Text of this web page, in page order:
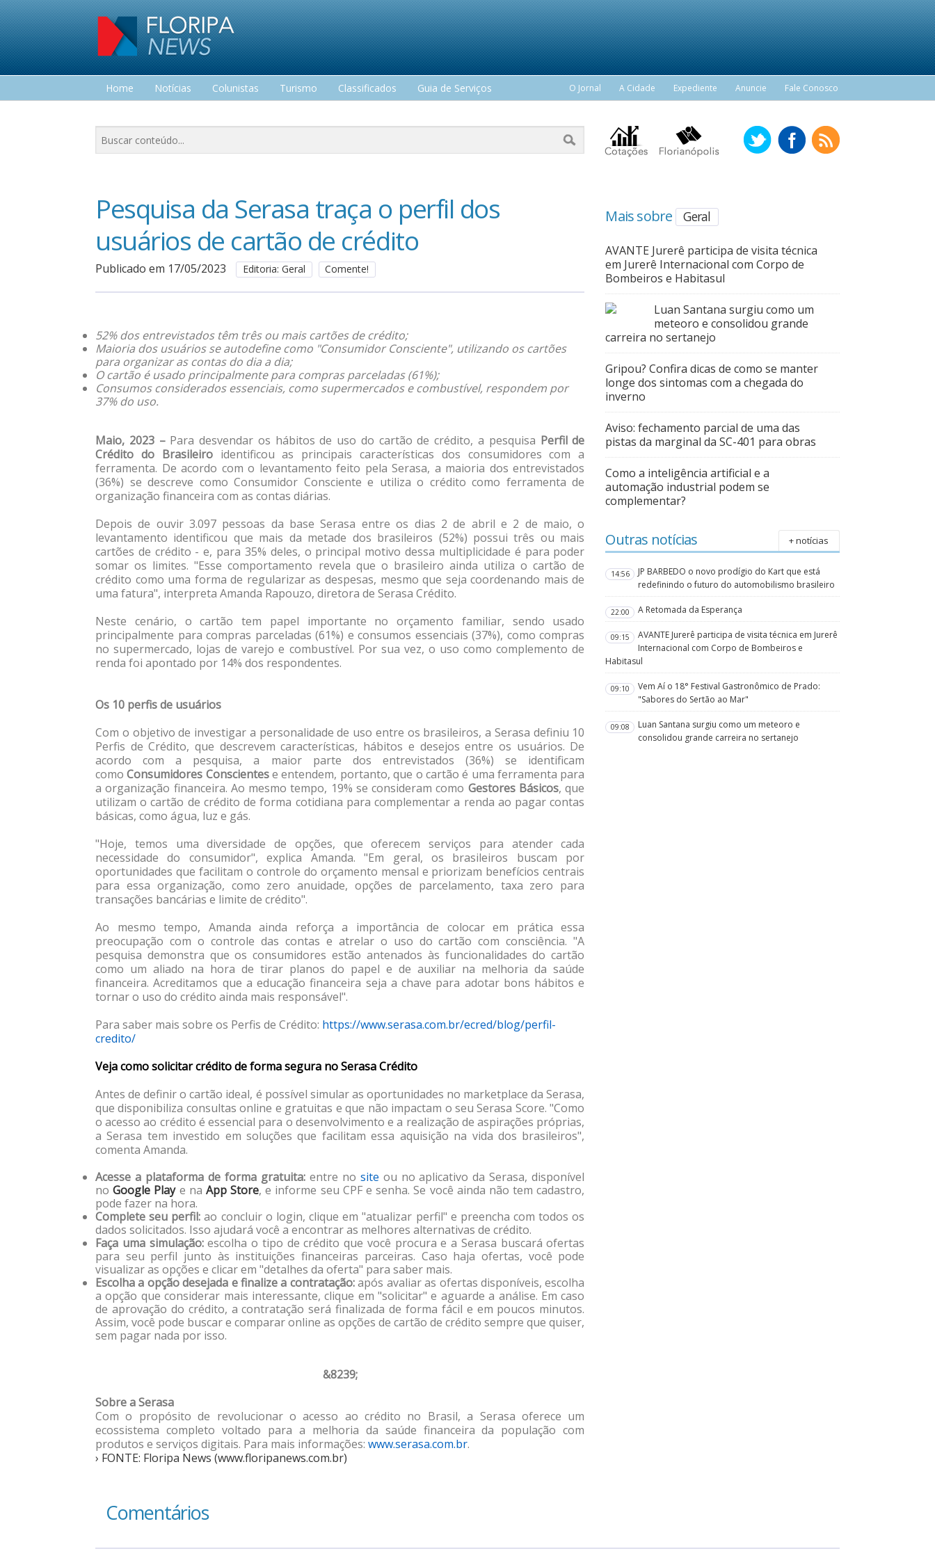
Home Notícias Colunistas Turismo Classificados
Guia de Serviços
O Jornal A Cidade Expediente Anuncie Fale Conosco
Pesquisa da Serasa traça o perfil dos
usuários de cartão de crédito
Publicado em 17/05/2023 Editoria: Geral Comente!
52% dos entrevistados têm três ou mais cartões de crédito;
Maioria dos usuários se autodefine como "Consumidor Consciente", utilizando os cartões
para organizar as contas do dia a dia;
O cartão é usado principalmente para compras parceladas (61%);
Consumos considerados essenciais, como supermercados e combustível, respondem por
37% do uso.
Maio, 2023 – Para desvendar os hábitos de uso do cartão de crédito, a pesquisa Perfil de
Crédito do Brasileiro identificou as principais características dos consumidores com a
ferramenta. De acordo com o levantamento feito pela Serasa, a maioria dos entrevistados
(36%) se descreve como Consumidor Consciente e utiliza o crédito como ferramenta de
organização financeira com as contas diárias.
Depois de ouvir 3.097 pessoas da base Serasa entre os dias 2 de abril e 2 de maio, o
levantamento identificou que mais da metade dos brasileiros (52%) possui três ou mais
cartões de crédito - e, para 35% deles, o principal motivo dessa multiplicidade é para poder
somar os limites. "Esse comportamento revela que o brasileiro ainda utiliza o cartão de
crédito como uma forma de regularizar as despesas, mesmo que seja coordenando mais de
uma fatura", interpreta Amanda Rapouzo, diretora de Serasa Crédito.
Neste cenário, o cartão tem papel importante no orçamento familiar, sendo usado
principalmente para compras parceladas (61%) e consumos essenciais (37%), como compras
no supermercado, lojas de varejo e combustível. Por sua vez, o uso como complemento de
renda foi apontado por 14% dos respondentes.
Os 10 perfis de usuários
Com o objetivo de investigar a personalidade de uso entre os brasileiros, a Serasa definiu 10
Perfis de Crédito, que descrevem características, hábitos e desejos entre os usuários. De
acordo com a pesquisa, a maior parte dos entrevistados (36%) se identificam
comoConsumidores Conscientese entendem, portanto, que o cartão é uma ferramenta para
a organização financeira. Ao mesmo tempo, 19% se consideram como Gestores Básicos, que
utilizam o cartão de crédito de forma cotidiana para complementar a renda ao pagar contas
básicas, como água, luz e gás.
"Hoje, temos uma diversidade de opções, que oferecem serviços para atender cada
necessidade do consumidor", explica Amanda. "Em geral, os brasileiros buscam por
oportunidades que facilitam o controle do orçamento mensal e priorizam benefícios centrais
para essa organização, como zero anuidade, opções de parcelamento, taxa zero para
transações bancárias e limite de crédito".
Ao mesmo tempo, Amanda ainda reforça a importância de colocar em prática essa
preocupação com o controle das contas e atrelar o uso do cartão com consciência. "A
pesquisa demonstra que os consumidores estão antenados às funcionalidades do cartão
como um aliado na hora de tirar planos do papel e de auxiliar na melhoria da saúde
financeira. Acreditamos que a educação financeira seja a chave para adotar bons hábitos e
tornar o uso do crédito ainda mais responsável".
Para saber mais sobre os Perfis de Crédito: https://www.serasa.com.br/ecred/blog/perfil-
credito/
Veja como solicitar crédito de forma segura no Serasa Crédito
Antes de definir o cartão ideal, é possível simular as oportunidades no marketplace da Serasa,
que disponibiliza consultas online e gratuitas e que não impactam o seu Serasa Score. "Como
o acesso ao crédito é essencial para o desenvolvimento e a realização de aspirações próprias,
a Serasa tem investido em soluções que facilitam essa aquisição na vida dos brasileiros",
comenta Amanda.
Acesse a plataforma de forma gratuita: entre no site ou no aplicativo da Serasa, disponível
no Google Playe na App Store, e informe seu CPF e senha. Se você ainda não tem cadastro,
pode fazer na hora.
Complete seu perfil: ao concluir o login, clique em "atualizar perfil" e preencha com todos os
dados solicitados. Isso ajudará você a encontrar as melhores alternativas de crédito.
Faça uma simulação:escolha o tipo de crédito que você procura e a Serasa buscará ofertas
para seu perfil junto às instituições financeiras parceiras. Caso haja ofertas, você pode
visualizar as opções e clicar em "detalhes da oferta" para saber mais.
Escolha a opção desejada e finalize a contratação:após avaliar as ofertas disponíveis, escolha
a opção que considerar mais interessante, clique em "solicitar" e aguarde a análise. Em caso
de aprovação do crédito, a contratação será finalizada de forma fácil e em poucos minutos.
Assim, você pode buscar e comparar online as opções de cartão de crédito sempre que quiser,
sem pagar nada por isso.
&8239;
Sobre a Serasa
Com o propósito de revolucionar o acesso ao crédito no Brasil, a Serasa oferece um
ecossistema completo voltado para a melhoria da saúde financeira da população com
produtos e serviços digitais. Para mais informações: www.serasa.com.br.
› FONTE: Floripa News (www.floripanews.com.br)
Comentários
Mais sobre Geral
AVANTE Jurerê participa de visita técnica
em Jurerê Internacional com Corpo de
Bombeiros e Habitasul
Luan Santana surgiu como um
meteoro e consolidou grande
carreira no sertanejo
Gripou? Confira dicas de como se manter
longe dos sintomas com a chegada do
inverno
Aviso: fechamento parcial de uma das
pistas da marginal da SC-401 para obras
Como a inteligência artificial e a
automação industrial podem se
complementar?
Outras notícias + notícias
14:56
JP BARBEDO o novo prodígio do Kart que está
redefinindo o futuro do automobilismo brasileiro
22:00 A Retomada da Esperança
09:15
AVANTE Jurerê participa de visita técnica em Jurerê
Internacional com Corpo de Bombeiros e
Habitasul
09:10
Vem Aí o 18° Festival Gastronômico de Prado:
"Sabores do Sertão ao Mar"
09:08
Luan Santana surgiu como um meteoro e
consolidou grande carreira no sertanejo